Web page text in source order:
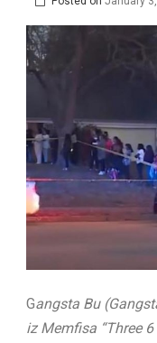
Gangsta Bu
iz Memfisa “Three